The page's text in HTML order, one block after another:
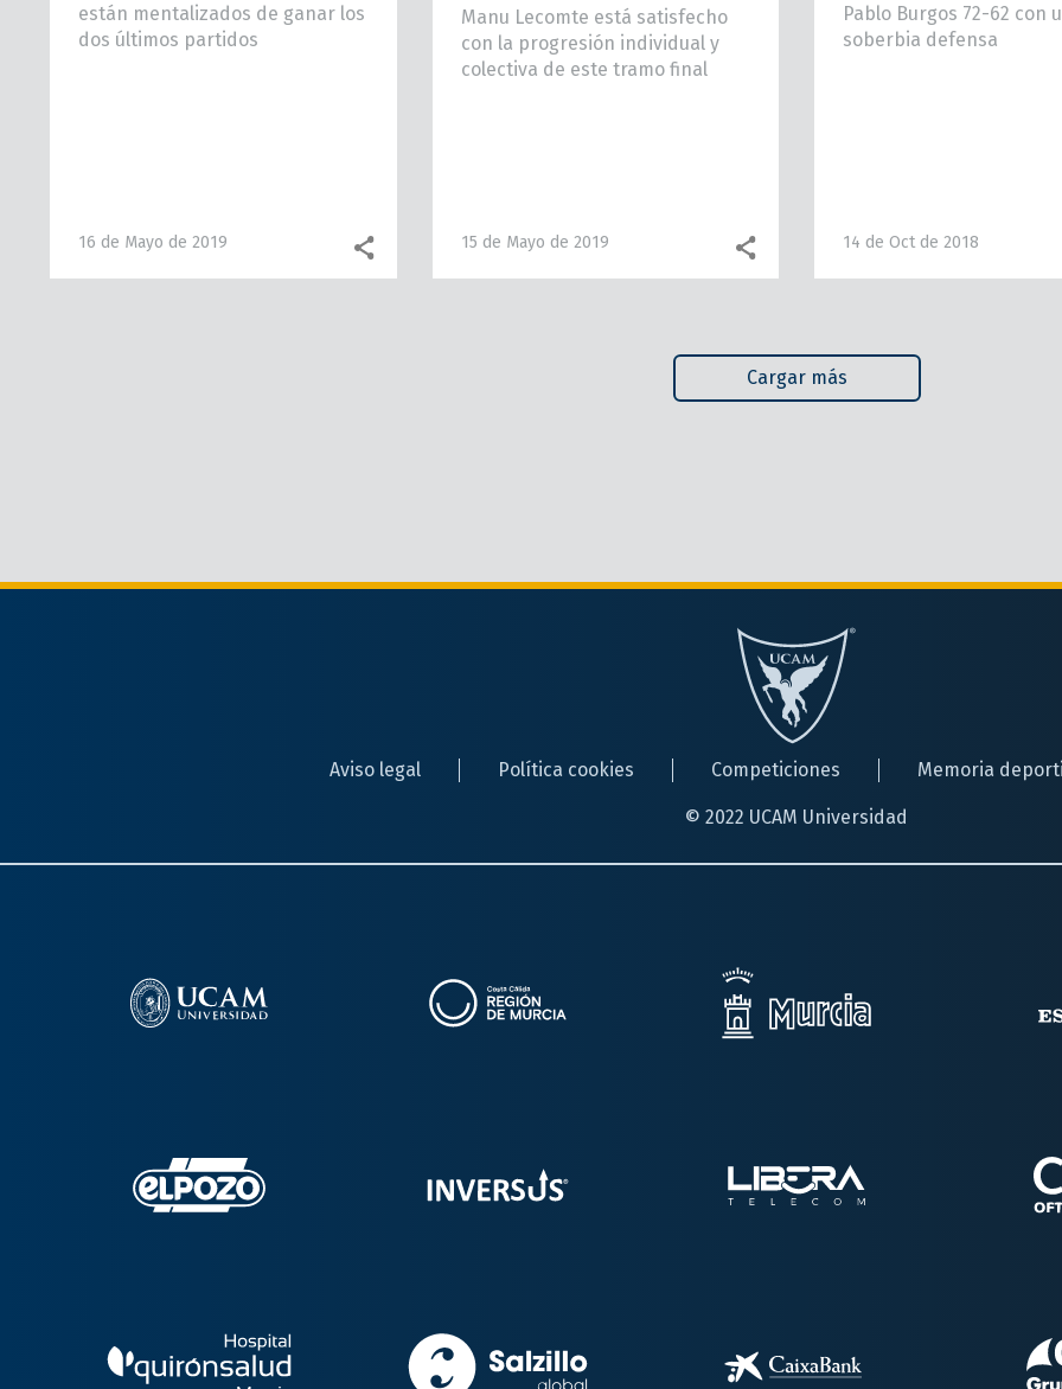
están mentalizados de ganar los
dos últimos partidos
16 de Mayo de 2019
Facebook share
Manu Lecomte está satisfecho
con la progresión individual y
colectiva de este tramo final
15 de Mayo de 2019
Pablo Burgos 72-62 con
soberbia defensa
14 de Oct de 2018
Cargar más
Aviso legal Política cookies Competiciones Memoria
© 2022 UCAM Universidad